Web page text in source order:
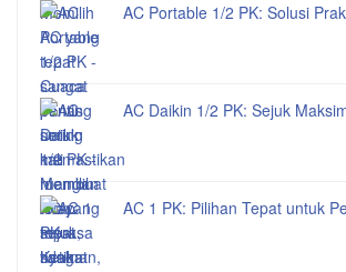
AC Portable 1/2 PK: Solusi
AC Daikin 1/2 PK: Sejuk
AC 1 PK: Pilihan Tepat untuk